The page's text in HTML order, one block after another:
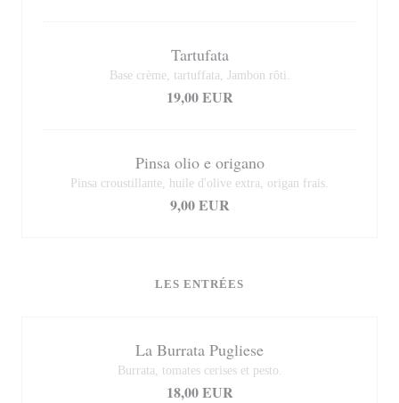
Tartufata
Base crème, tartuffata, Jambon rôti.
19,00 EUR
Pinsa olio e origano
Pinsa croustillante, huile d'olive extra, origan frais.
9,00 EUR
LES ENTRÉES
La Burrata Pugliese
Burrata, tomates cerises et pesto.
18,00 EUR